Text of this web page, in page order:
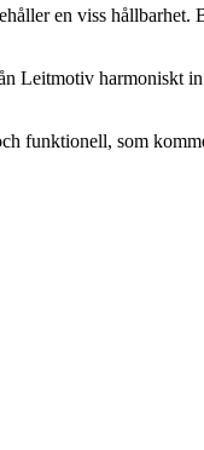
en viss
Leitmotiv harmoniskt
funktionell, som